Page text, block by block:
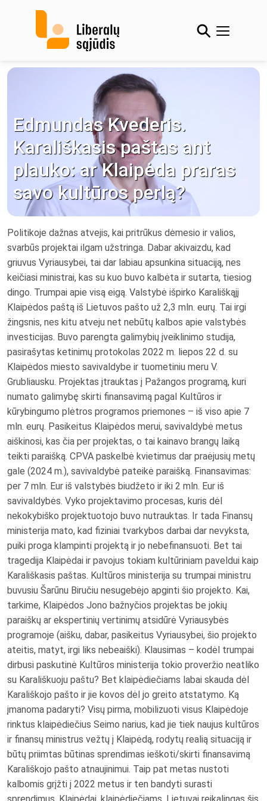
Edmundas Kvederis.
Karališkasis paštas ant
plauko: ar Klaipėda praras
savo kultūros perlą?
Politikoje dažnas atvejis, kai pritrūkus dėmesio ir valios,
svarbūs projektai ilgam užstringa. Dabar akivaizdu, kad
griuvus Vyriausybei, tai dar labiau apsunkina situaciją, nes
keičiasi ministrai, kas su kuo buvo kalbėta ir sutarta, tiesiog
dingo. Trumpai apie visą eigą. Valstybė išpirko Karališkąjį
Klaipėdos paštą iš Lietuvos pašto už 2,3 mln. eurų. Tai irgi
žingsnis, nes kitu atveju net nebūtų kalbos apie valstybės
investicijas. Buvo parengta galimybių įveiklinimo studija,
pasirašytas ketinimų protokolas 2022 m. liepos 22 d. su
Klaipėdos miesto savivaldybe ir tuometiniu meru V.
Grubliausku. Projektas įtrauktas į Pažangos programą, kuri
numato galimybę skirti finansavimą pagal Kultūros ir
kūrybingumo plėtros programos priemones – iš viso apie 7
mln. eurų. Pasikeitus Klaipėdos merui, savivaldybė metus
aiškinosi, kas čia per projektas, o tai kainavo brangų laiką
teikti paraišką. CPVA paskelbė kvietimus dar praėjusių metų
gale (2024 m.), savivaldybė pateikė paraišką. Finansavimas:
per 7 mln. Eur iš valstybės biudžeto ir iki 2 mln. Eur iš
savivaldybės. Vyko projektavimo procesas, kuris dėl
nekokybiško projektuotojo buvo nutrauktas. Ir tada Finansų
ministerija mato, kad fiziniai tvarkybos darbai dar nevyksta,
puiki proga klampinti projektą ir jo nebefinansuoti. Bet tai
tragedija Klaipėdai ir pavojus tokiam kultūriniam paveldui kaip
Karališkasis paštas. Kultūros ministerija su trumpai ministru
buvusiu Šarūnu Biručiu nesugebėjo apginti šio projekto. Kai,
tarkime, Klaipėdos Jono bažnyčios projektas be jokių
paraiškų ar ekspertinių vertinimų atsidūrė Vyriausybės
programoje (aišku, dabar, pasikeitus Vyriausybei, šio projekto
ateitis, matyt, irgi liks nebeaiški). Klausimas – kodėl trumpai
dirbusi paskutinė Kultūros ministerija tokio proveržio neatliko
su Karališkuoju paštu? Bet klaipėdiečiams labai skauda dėl
Karališkojo pašto ir jie kovos dėl jo greito atstatymo. Ką
įmanoma padaryti? Visų pirma, mobilizuoti visus Klaipėdoje
rinktus klaipėdiečius Seimo narius, kad jie tiek naujus kultūros
ir finansų ministrus vežtų į Klaipėdą, rodytų realią situaciją ir
būtų priimtas būtinas sprendimas ieškoti/skirti finansavimą
Karališkojo pašto atnaujinimui. Taip pat metas nustoti
kalbomis grįžti į 2022 metus ir ten bandyti surasti